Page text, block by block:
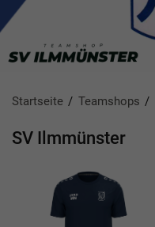
Startseite Teamshops
SV Ilmmünster